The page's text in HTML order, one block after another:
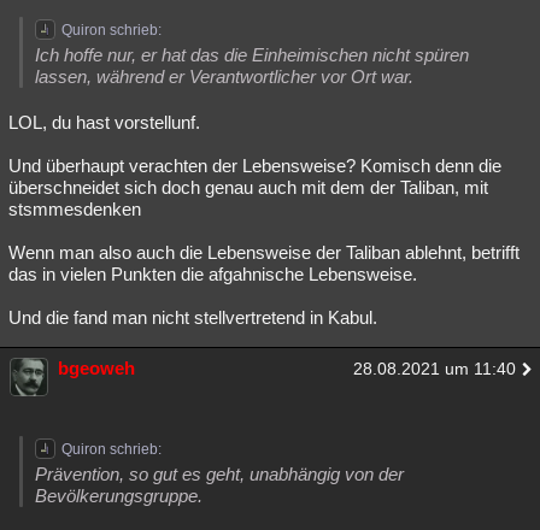
Quiron schrieb:
Ich hoffe nur, er hat das die Einheimischen nicht spüren
lassen, während er Verantwortlicher vor Ort war.
LOL, du hast vorstellunf.
Und überhaupt verachten der Lebensweise? Komisch denn die
überschneidet sich doch genau auch mit dem der Taliban, mit
stsmmesdenken
Wenn man also auch die Lebensweise der Taliban ablehnt, betrifft
das in vielen Punkten die afgahnische Lebensweise.
Und die fand man nicht stellvertretend in Kabul.
bgeoweh 28.08.2021 um 11:40
Quiron schrieb:
Prävention, so gut es geht, unabhängig von der
Bevölkerungsgruppe.